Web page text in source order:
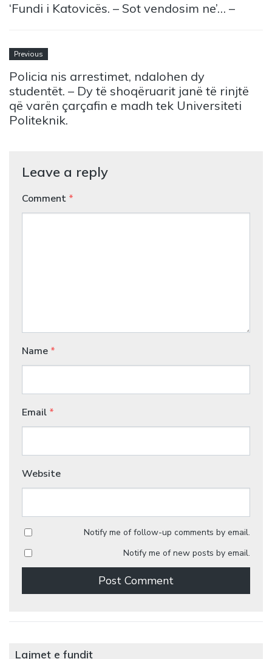
‘Fundi i Katovicës. – Sot vendosim ne’… –
Previous
Policia nis arrestimet, ndalohen dy
studentët. – Dy të shoqëruarit janë të rinjtë
që varën çarçafin e madh tek Universiteti
Politeknik.
Leave a reply
Comment *
Name *
Email *
Website
Notify me of follow-up comments by email.
Notify me of new posts by email.
Lajmet e fundit